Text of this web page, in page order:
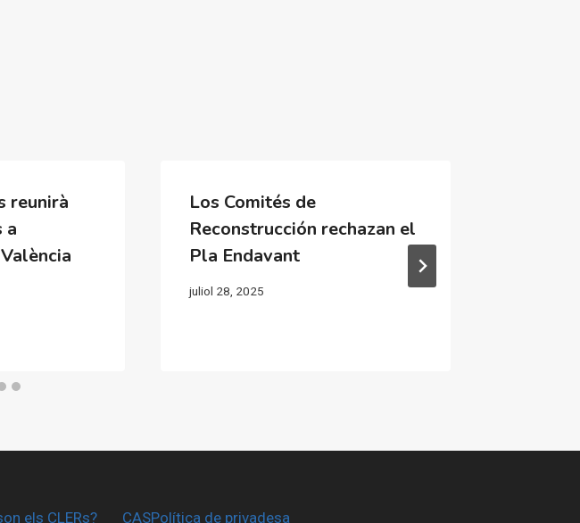
reunirà
a
Los Comités de
Reconstrucción rechazan el
Pla Endavant
juliol 28, 2025
els CLERs? CASPolítica de privadesa